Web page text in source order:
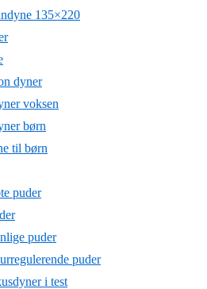
135×220
dyner
voksen
børn
til børn
puder
puder
puder
i test